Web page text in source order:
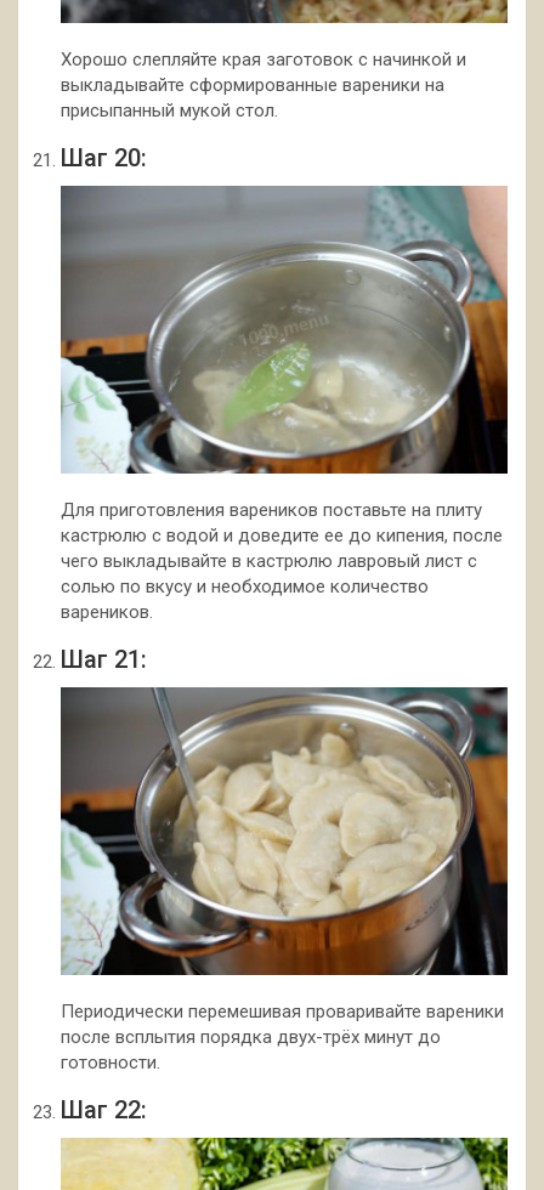
Хорошо слепляйте края заготовок с начинкой и
выкладывайте сформированные вареники на
присыпанный мукой стол.
Шаг 20:
Для приготовления вареников поставьте на плиту
кастрюлю с водой и доведите ее до кипения, после
чего выкладывайте в кастрюлю лавровый лист с
солью по вкусу и необходимое количество
вареников.
Шаг 21:
Периодически перемешивая проваривайте вареники
после всплытия порядка двух-трёх минут до
готовности.
Шаг 22: